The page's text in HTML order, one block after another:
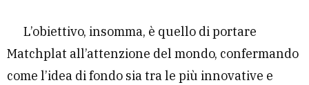
L’obiettivo, insomma, è quello di portare
Matchplat all’attenzione del mondo, confermando
come l’idea di fondo sia tra le più innovative e